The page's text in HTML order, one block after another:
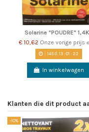
Solarine "POUDRE"
€ 10,62 Onze vorige prijs
145d.13:01 :22
In winkelwagen
Klanten die dit product
-10%